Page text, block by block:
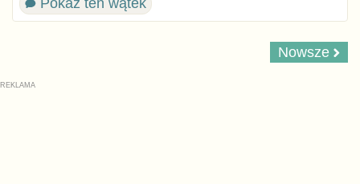
Pokaż ten wątek
Nowsze